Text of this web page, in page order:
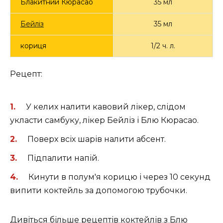
Блакитний Кюрасао 35 мл
Бейліз 35 мл
кориця 1/2 ч. л.
Рецепт:
У келих налити кавовий лікер, слідом
укласти самбуку, лікер Бейліз і Блю Кюрасао.
Поверх всіх шарів налити абсент.
Підпалити напій.
Кинути в полум'я корицю і через 10 секунд
випити коктейль за допомогою трубочки.
Дивіться більше рецептів коктейлів з Блю